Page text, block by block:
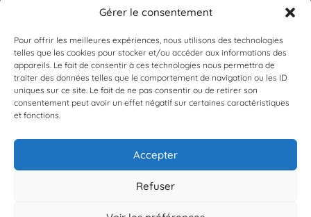
Gérer le consentement
Pour offrir les meilleures expériences, nous utilisons des technologies
telles que les cookies pour stocker et/ou accéder aux informations des
appareils. Le fait de consentir à ces technologies nous permettra de
traiter des données telles que le comportement de navigation ou les ID
uniques sur ce site. Le fait de ne pas consentir ou de retirer son
consentement peut avoir un effet négatif sur certaines caractéristiques
et fonctions.
Accepter
Refuser
À propos de BioLit
Vos données d'observation
Ressources
Résultats du programme
Contacts
S'INSCRIRE À LA NEWSLETTER
Vous n’êtes pas encore inscrit à Biolit ?